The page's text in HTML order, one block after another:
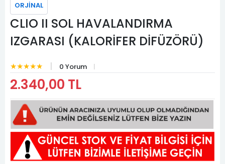
ORJİNAL
CLIO II SOL HAVALANDIRMA
IZGARASI (KALORİFER DİFÜZÖRÜ)
★★★★★ 0 Yorum
2.340,00 TL